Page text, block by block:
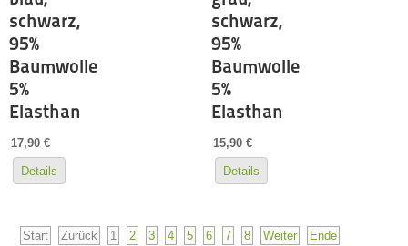
schwarz,
95%
Baumwolle
5%
Elasthan
17,90 €
Details
schwarz,
95%
Baumwolle
5%
Elasthan
15,90 €
Details
Start Zurück 1 2 3 4 5 6 7 8 Weiter Ende